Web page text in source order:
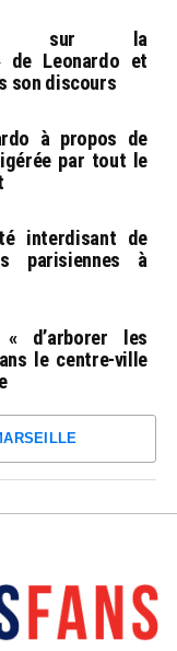
sur la
de Leonardo et
son discours
à propos de
par tout le
interdisant de
parisiennes à
d’arborer les
le centre-ville